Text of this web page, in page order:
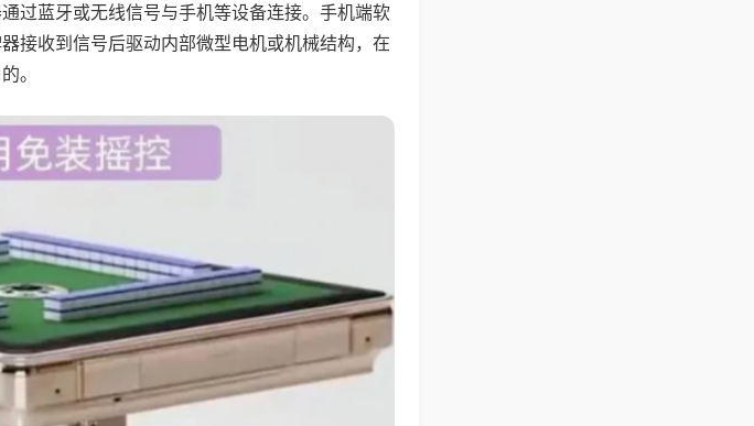
过蓝牙或无线信号与手机等设备连接。手机端软
接收到信号后驱动内部微型电机或机械结构，在
。